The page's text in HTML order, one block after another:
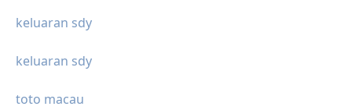
keluaran sdy
keluaran sdy
toto macau